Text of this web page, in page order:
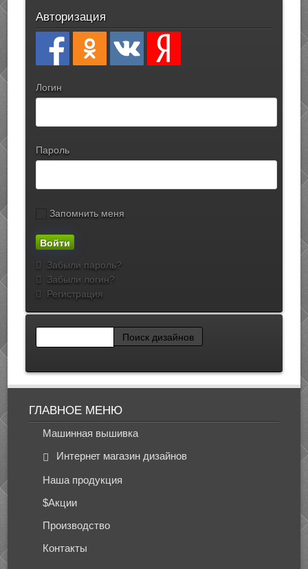
Авторизация
Логин
Пароль
Запомнить меня
Забыли пароль?
Забыли логин?
Регистрация
ГЛАВНОЕ МЕНЮ
Машинная вышивка
Интернет магазин дизайнов
Наша продукция
$Акции
Производство
Контакты